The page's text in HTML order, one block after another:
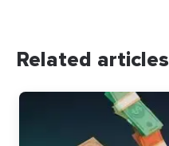
Related articles